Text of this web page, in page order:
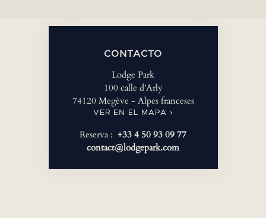
CONTACTO
Lodge Park
100 calle d'Arly
74120 Megève - Alpes franceses
VER EN EL MAPA ›
Reserva : +33 4 50 93 09 77
contact@lodgepark.com